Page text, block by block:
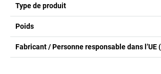
Type de produit
Poids
Fabricant / Personne responsable dans l’UE